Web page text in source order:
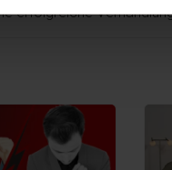
erfolgreiche